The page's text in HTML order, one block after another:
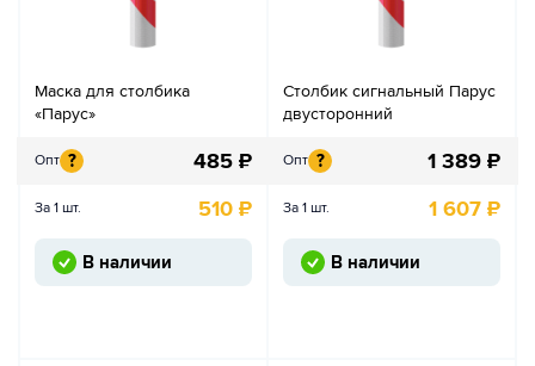
Маска для столбика
«Парус»
Опт ? 485 ₽
За 1 шт. 510 ₽
В наличии
Столбик сигнальный Парус
двусторонний
Опт ? 1 389 ₽
За 1 шт. 1 607 ₽
В наличии